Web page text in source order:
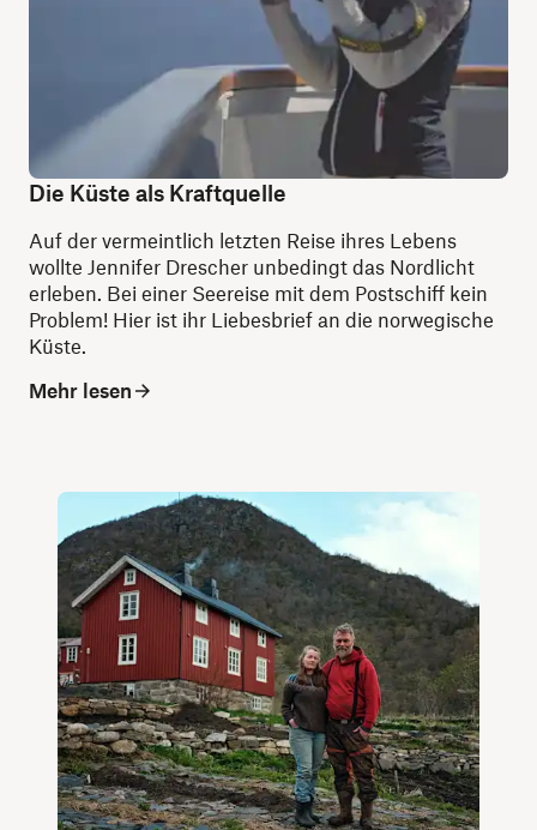
Die Küste als Kraftquelle
Auf der vermeintlich letzten Reise ihres Lebens
wollte Jennifer Drescher unbedingt das Nordlicht
erleben. Bei einer Seereise mit dem Postschiff kein
Problem! Hier ist ihr Liebesbrief an die norwegische
Küste.
Mehr lesen